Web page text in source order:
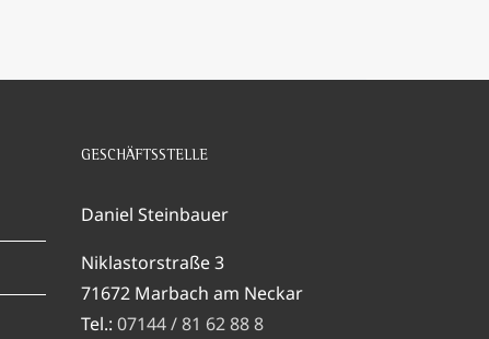
GESCHÄFTSSTELLE
Daniel Steinbauer
Niklastorstraße 3
71672 Marbach am Neckar
Tel.: 07144 / 81 62 88 8